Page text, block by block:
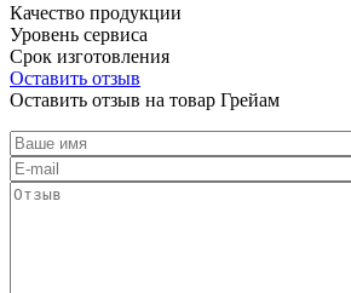
Качество продукции
Уровень сервиса
Срок изготовления
Оставить отзыв
Оставить отзыв на товар Грейам